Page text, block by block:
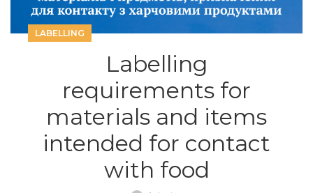
LABELLING
Labelling
requirements for
materials and items
intended for contact
with food